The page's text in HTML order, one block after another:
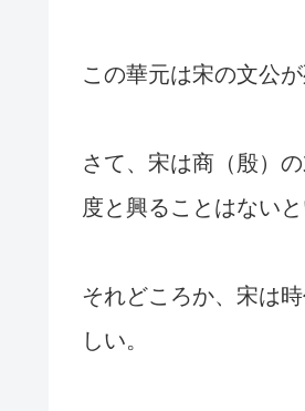
この華元は宋の文公
さて、宋は商（殷）
度と興ることはないと
それどころか、宋は
しい。